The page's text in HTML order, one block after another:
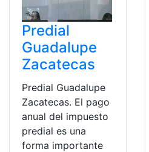
Predial
Guadalupe
Zacatecas
Predial Guadalupe
Zacatecas. El pago
anual del impuesto
predial es una
forma importante